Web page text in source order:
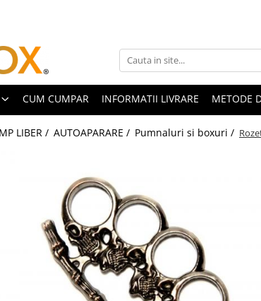
CUM CUMPAR INFORMATII LIVRARE METODE
LIBER / AUTOAPARARE / Pumnaluri si boxuri /